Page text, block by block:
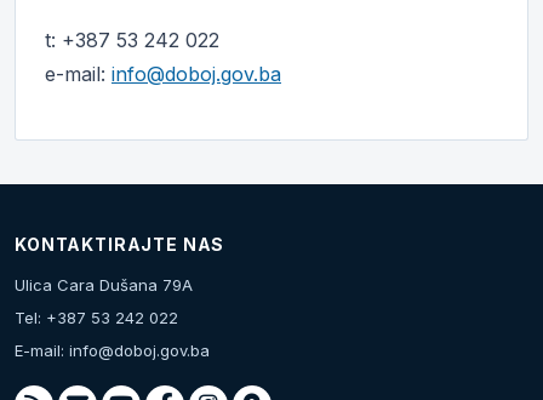
t: +387 53 242 022
e-mail: info@doboj.gov.ba
KONTAKTIRAJTE NAS
Ulica Cara Dušana 79A
Tel: +387 53 242 022
E-mail: info@doboj.gov.ba